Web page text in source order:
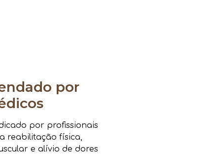
por
por profissionais
reabilitação física,
e alívio de dores